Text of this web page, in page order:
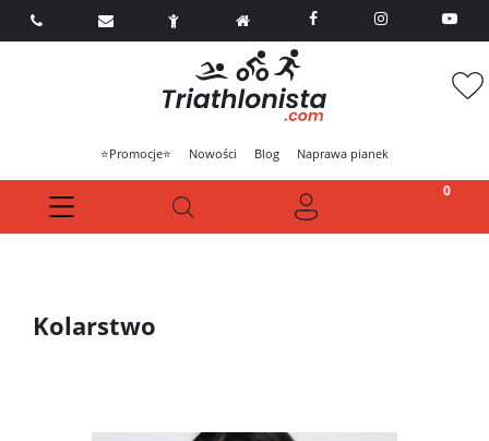
  
⭐Promocje⭐ Nowości Blog Naprawa pianek
Kolarstwo